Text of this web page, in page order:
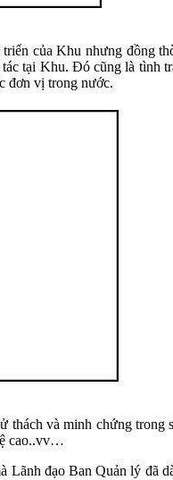
của Khu nhưng đồng
tại Khu. Đó cũng là tình
đơn vị trong nước.
và minh chứng
cao..vv…
đạo Ban Quản lý đã